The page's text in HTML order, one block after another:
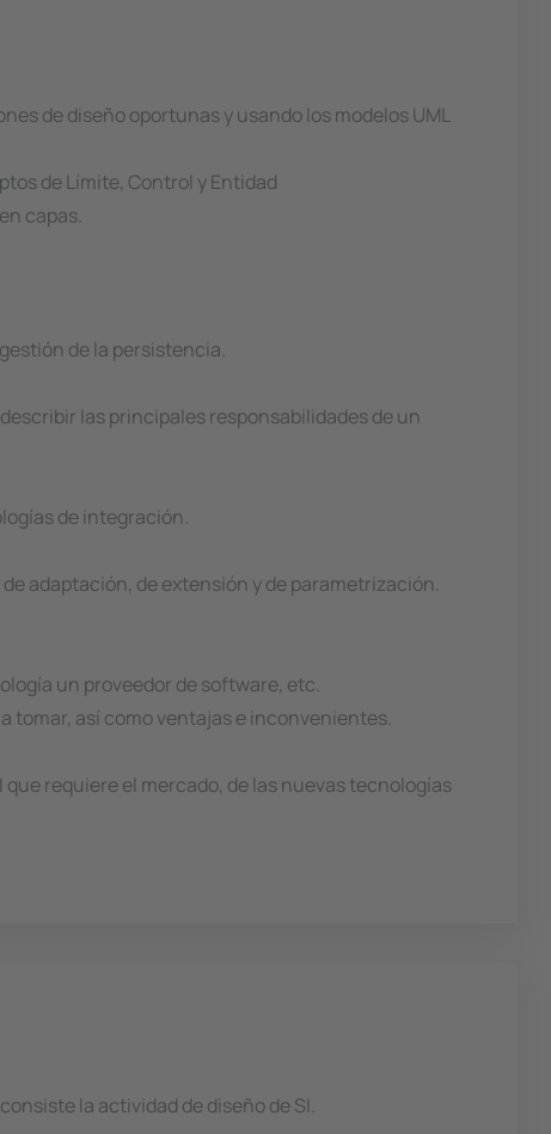
de diseño oportunas y usando los modelos UML
de Límite, Control y Entidad
capas.
de la persistencia.
las principales responsabilidades de un
de integración.
adaptación, de extensión y de parametrización.
un proveedor de software, etc.
tomar, así como ventajas e inconvenientes.
requiere el mercado, de las nuevas tecnologías
la actividad de diseño de SI.